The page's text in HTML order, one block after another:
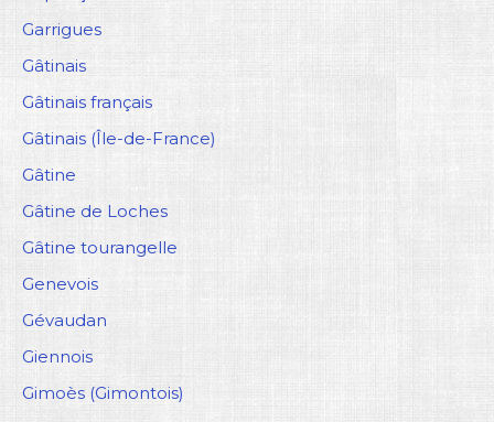
Garrigues
Gâtinais
Gâtinais français
Gâtinais (Île-de-France)
Gâtine
Gâtine de Loches
Gâtine tourangelle
Genevois
Gévaudan
Giennois
Gimoès (Gimontois)